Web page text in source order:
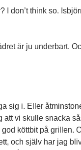
I don’t think so.
är ju underbart.
sig i. Eller
att vi skulle snacka
köttbit på grillen.
och själv har jag